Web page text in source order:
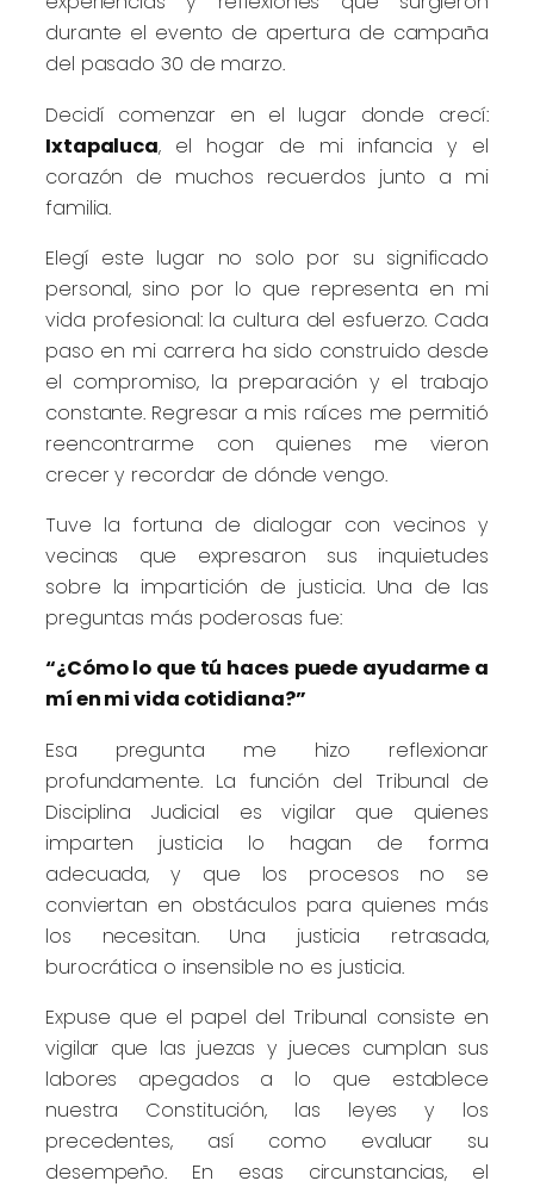
durante el evento de apertura de campaña
del pasado 30 de marzo.
Decidí comenzar en el lugar donde crecí:
Ixtapaluca, el hogar de mi infancia y el
corazón de muchos recuerdos junto a mi
familia.
Elegí este lugar no solo por su significado
personal, sino por lo que representa en mi
vida profesional: la cultura del esfuerzo. Cada
paso en mi carrera ha sido construido desde
el compromiso, la preparación y el trabajo
constante. Regresar a mis raíces me permitió
reencontrarme con quienes me vieron
crecer y recordar de dónde vengo.
Tuve la fortuna de dialogar con vecinos y
vecinas que expresaron sus inquietudes
sobre la impartición de justicia. Una de las
preguntas más poderosas fue:
“¿Cómo lo que tú haces puede ayudarme a
mí en mi vida cotidiana?”
Esa pregunta me hizo reflexionar
profundamente. La función del Tribunal de
Disciplina Judicial es vigilar que quienes
imparten justicia lo hagan de forma
adecuada, y que los procesos no se
conviertan en obstáculos para quienes más
los necesitan. Una justicia retrasada,
burocrática o insensible no es justicia.
Expuse que el papel del Tribunal consiste en
vigilar que las juezas y jueces cumplan sus
labores apegados a lo que establece
nuestra Constitución, las leyes y los
precedentes, así como evaluar su
desempeño. En esas circunstancias, el